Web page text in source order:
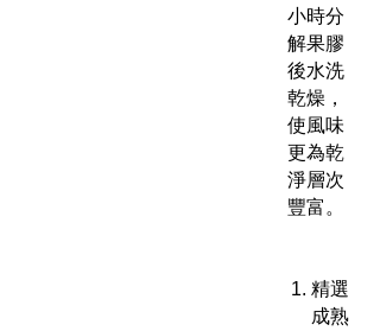
小時分
解果膠
後水洗
乾燥，
使風味
更為乾
淨層次
豐富。
精選
成熟